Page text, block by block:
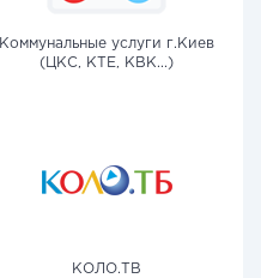
Коммунальные услуги г.Киев
(ЦКС, КТЕ, КВК...)
КОЛО.ТВ